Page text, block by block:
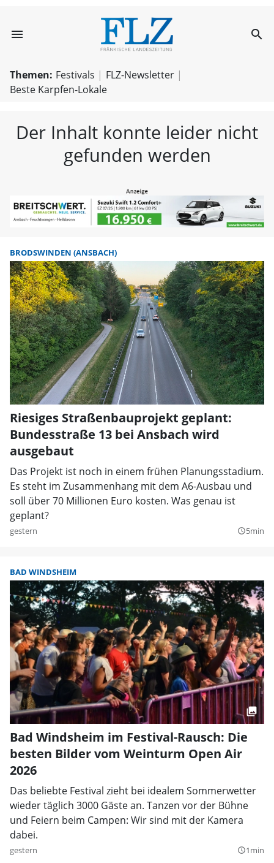
menu FLZ – search
Themen: Festivals
FLZ-Newsletter
Beste Karpfen-Lokale
Der Inhalt konnte leider nicht
gefunden werden
BRODSWINDEN (ANSBACH)
Riesiges Straßenbauprojekt geplant:
Bundesstraße 13 bei Ansbach wird
ausgebaut
Das Projekt ist noch in einem frühen Planungsstadium.
Es steht im Zusammenhang mit dem A6-Ausbau und
soll über 70 Millionen Euro kosten. Was genau ist
geplant?
gestern query_builder5min
BAD WINDSHEIM
Bad Windsheim im Festival-Rausch: Die
besten Bilder vom Weinturm Open Air
2026
Das beliebte Festival zieht bei idealem Sommerwetter
wieder täglich 3000 Gäste an. Tanzen vor der Bühne
und Feiern beim Campen: Wir sind mit der Kamera
dabei.
gestern query_builder1min